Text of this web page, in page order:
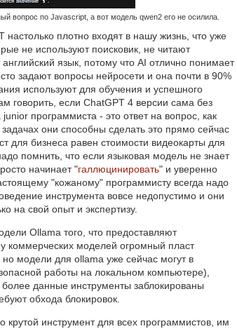
вопрос по Javascript, а вот модель qwen2 его не осилила.
плотно входят в нашу жизнь, что уже
не используют поисковик, не читают
язык, потому что AI отлично понимает
задают вопросы нейросети и она почти в 90%
используют для обучения и успешного
говорить, если ChatGPT 4 версии сама без
программиста - это ответ на вопрос, как
они способны сделать это прямо сейчас
для бизнеса равен стоимости видеокарты для
помнить, что если языковая модель не знает
начинает "галлюцинировать" и уверенно
"кожаному" программисту всегда надо
инструмента вовсе недопустимо и они
на свой опыт и экспертизу.
Ollama того, что предоставляют
коммерческих моделей огромный пласт
модели для ollama уже сейчас могут в
работы на локальном компьютере),
данные инструменты заблокированы
обхода блокировок.
инструмент для всех программистов, им